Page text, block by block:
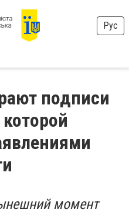
Рус
подписи
момент